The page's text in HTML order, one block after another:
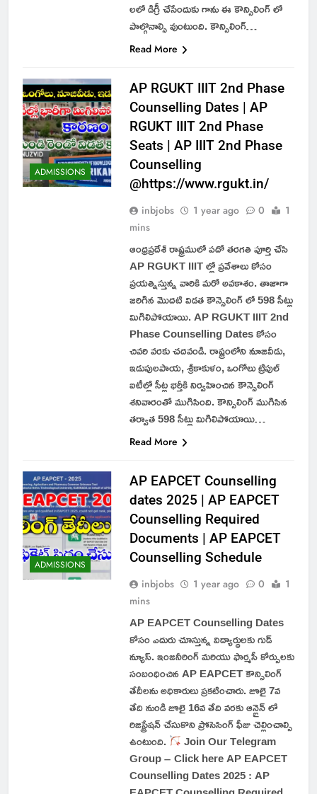
లలో డిగ్రీ చేసేందుకు గాను ఈ కౌన్సిలింగ్ లో
పాల్గొనాల్సి వుంటుంది. కౌన్సిలింగ్…
Read More
ADMISSIONS
AP RGUKT IIIT 2nd Phase
Counselling Dates | AP
RGUKT IIIT 2nd Phase
Seats | AP IIIT 2nd Phase
Counselling
@https://www.rgukt.in/
inbjobs 1 year ago 0
1
mins
ఆంధ్రప్రదేశ్ రాష్ట్రములో పదో తరగతి పూర్తి చేసి
AP RGUKT IIIT ల్లో ప్రవేశాలు కోసం
ప్రయత్నిస్తున్న వారికి మరో అవకాశం. తాజాగా
జరిగిన మొదటి విడత కౌన్సెలింగ్ లో 598 సీట్లు
మిగిలిపోయాయి. AP RGUKT IIIT 2nd
Phase Counselling Dates కోసం
చివరి వరకు చదవండి. రాష్ట్రంలోని నూజివీడు,
ఇడుపులపాయ, శ్రీకాకుళం, ఒంగోలు ట్రిపుల్
ఐటీల్లో సీట్ల భర్తీకి నిర్వహించిన కౌన్సెలింగ్
శనివారంతో ముగిసింది. కౌన్సిలింగ్ ముగిసిన
తర్వాత 598 సీట్లు మిగిలిపోయాయి…
Read More
ADMISSIONS
AP EAPCET Counselling
dates 2025 | AP EAPCET
Counselling Required
Documents | AP EAPCET
Counselling Schedule
inbjobs 1 year ago 0
1
mins
AP EAPCET Counselling Dates
కోసం ఎదురు చూస్తున్న విద్యార్థులకు గుడ్
న్యూస్. ఇంజనీరింగ్ మరియు ఫార్మసీ కోర్సులకు
సంబంధించిన AP EAPCET కౌన్సిలింగ్
తేదీలను అధికారులు ప్రకటించారు. జూలై 7వ
తేది నుండి జూలై 16వ తేది వరకు ఆన్లైన్ లో
రిజిస్ట్రేషన్ చేసుకొని ప్రోసెసింగ్ ఫీజు చెల్లించాల్సి
ఉంటుంది.
Join Our Telegram
Group – Click here AP EAPCET
Counselling Dates 2025 : AP